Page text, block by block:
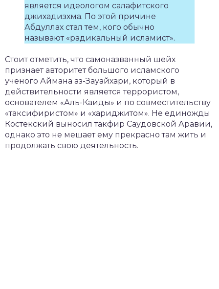
является идеологом салафитского
джихадизхма. По этой причине
Абдуллах стал тем, кого обычно
называют «радикальный исламист».
Стоит отметить, что самоназванный шейх
признает авторитет большого исламского
ученого Аймана аз-Зауайхари, который в
действительности является террористом,
основателем «Аль-Каиды» и по совместительству
«таксифиристом» и «хариджитом». Не единожды
Костекский выносил такфир Саудовской Аравии,
однако это не мешает ему прекрасно там жить и
продолжать свою деятельность.